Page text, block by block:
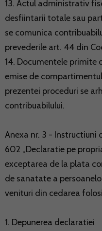
13. Actul administrativ
desfiintarii totale sau
se comunica
prevederile art. 44 din
14. Documentele primite
emise de
prezentei proceduri se
contribuabilului.
Anexa nr. 3 - Instructiuni
602 „Declaratie pe
exceptarea de la plata
de sanatate a
venituri din cedarea
1. Depunerea declaratiei